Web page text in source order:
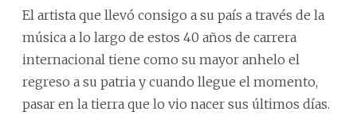
El artista que llevó consigo a su país a través de la
música a lo largo de estos 40 años de carrera
internacional tiene como su mayor anhelo el
regreso a su patria y cuando llegue el momento,
pasar en la tierra que lo vio nacer sus últimos días.